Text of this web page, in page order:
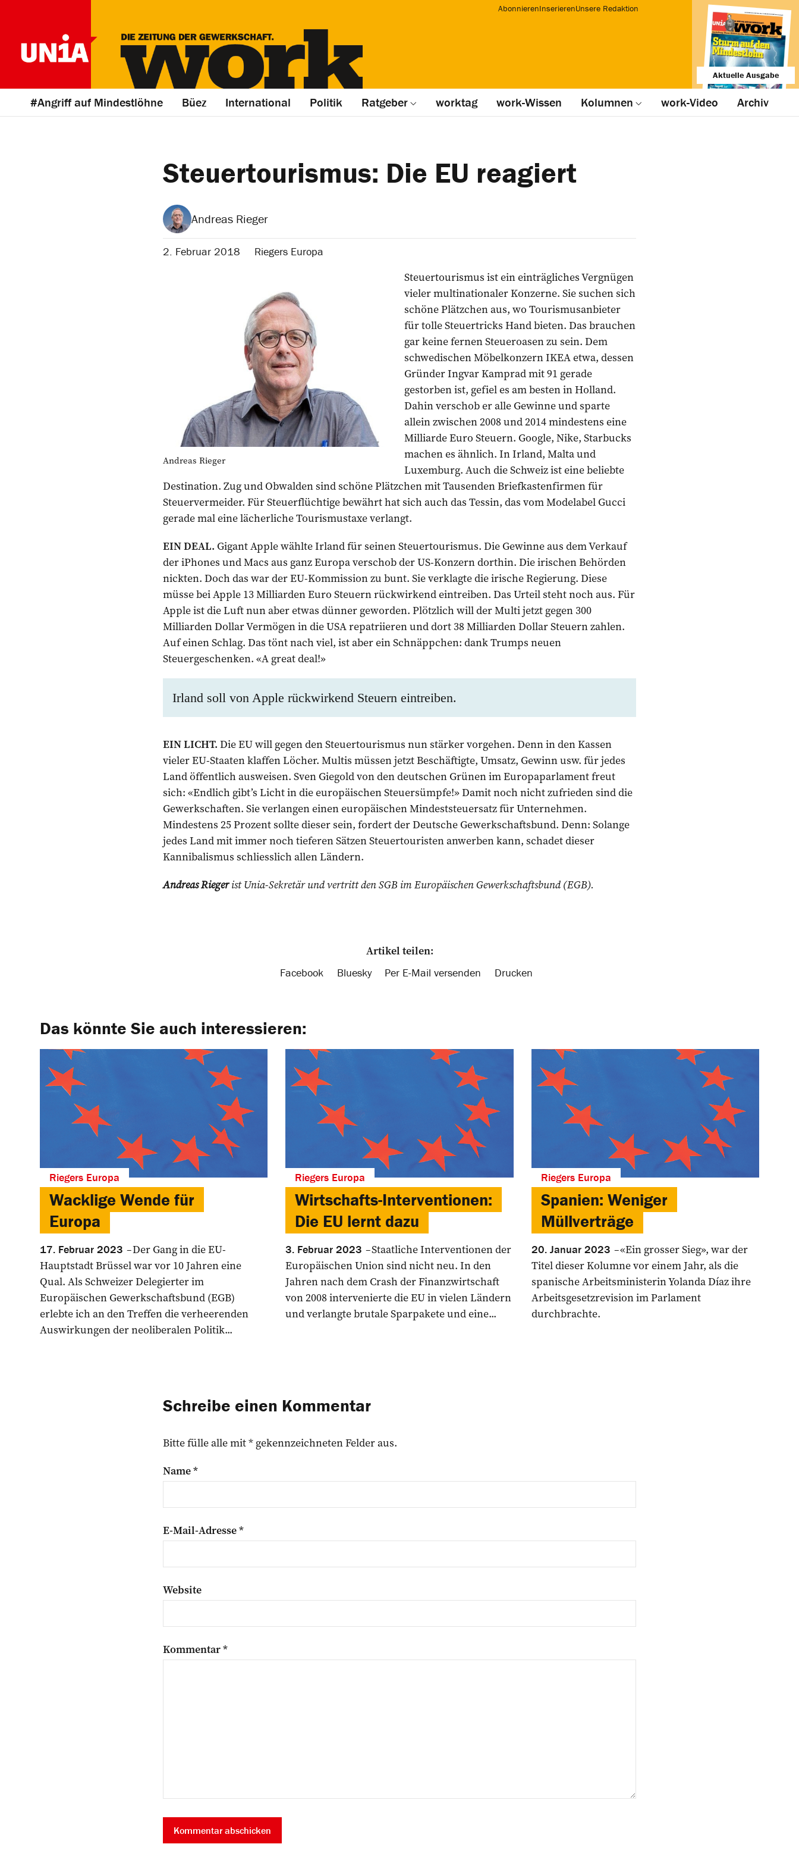
AbonnierenInserierenUnsere Redaktion
Aktuelle Ausgabe
#Angriff auf Mindestlöhne Büez International Politik Ratgeber worktag work-Wissen Kolumnen work-Video Archiv
Steuertourismus: Die EU reagiert
Andreas Rieger
2. Februar 2018 Riegers Europa
Andreas Rieger
Steuertourismus ist ein einträgliches Vergnügen
vieler multinationaler Konzerne. Sie suchen sich
schöne Plätzchen aus, wo Tourismusanbieter
für tolle Steuertricks Hand bieten. Das brauchen
gar keine fernen Steueroasen zu sein. Dem
schwedischen Möbelkonzern IKEA etwa, dessen
Gründer Ingvar Kamprad mit 91 gerade
gestorben ist, gefiel es am besten in Holland.
Dahin verschob er alle Gewinne und sparte
allein zwischen 2008 und 2014 mindestens eine
Milliarde Euro Steuern. Google, Nike, Starbucks
machen es ähnlich. In Irland, Malta und
Luxemburg. Auch die Schweiz ist eine beliebte
Destination. Zug und Obwalden sind schöne Plätzchen mit Tausenden Briefkastenfirmen für
Steuervermeider. Für Steuerflüchtige bewährt hat sich auch das Tessin, das vom Modelabel Gucci
gerade mal eine lächerliche Tourismustaxe verlangt.
EIN DEAL. Gigant Apple wählte Irland für seinen Steuertourismus. Die Gewinne aus dem Verkauf
der iPhones und Macs aus ganz Europa verschob der US-Konzern dorthin. Die irischen Behörden
nickten. Doch das war der EU-Kommission zu bunt. Sie verklagte die irische Regierung. Diese
müsse bei Apple 13 Milliarden Euro Steuern rückwirkend eintreiben. Das Urteil steht noch aus. Für
Apple ist die Luft nun aber etwas dünner geworden. Plötzlich will der Multi jetzt gegen 300
Milliarden Dollar Vermögen in die USA repatriieren und dort 38 Milliarden Dollar Steuern zahlen.
Auf einen Schlag. Das tönt nach viel, ist aber ein Schnäppchen: dank Trumps neuen
Steuergeschenken. «A great deal!»
Irland soll von Apple rückwirkend Steuern eintreiben.
EIN LICHT. Die EU will gegen den Steuertourismus nun stärker vorgehen. Denn in den Kassen
vieler EU-Staaten klaffen Löcher. Multis müssen jetzt Beschäftigte, Umsatz, Gewinn usw. für jedes
Land öffentlich ausweisen. Sven Giegold von den deutschen Grünen im Europaparlament freut
sich: «Endlich gibt’s Licht in die europäischen Steuersümpfe!» Damit noch nicht zufrieden sind die
Gewerkschaften. Sie verlangen einen europäischen Mindeststeuersatz für Unternehmen.
Mindestens 25 Prozent sollte dieser sein, fordert der Deutsche Gewerkschaftsbund. Denn: Solange
jedes Land mit immer noch tieferen Sätzen Steuertouristen anwerben kann, schadet dieser
Kannibalismus schliesslich allen Ländern.
Andreas Riegerist Unia-Sekretär und vertritt den SGB im Europäischen Gewerkschaftsbund (EGB).
Artikel teilen:
Facebook Bluesky Per E-Mail versenden Drucken
Das könnte Sie auch interessieren:
Riegers Europa
Wacklige Wende für
Europa
17. Februar 2023
Der Gang in die EU-
Hauptstadt Brüssel war vor 10 Jahren eine
Qual. Als Schweizer Delegierter im
Europäischen Gewerkschaftsbund (EGB)
erlebte ich an den Treffen die verheerenden
Auswirkungen der neoliberalen Politik...
Riegers Europa
Wirtschafts-Interventionen:
Die EU lernt dazu
3. Februar 2023
Staatliche Interventionen der
Europäischen Union sind nicht neu. In den
Jahren nach dem Crash der Finanzwirtschaft
von 2008 intervenierte die EU in vielen Ländern
und verlangte brutale Sparpakete und eine...
Riegers Europa
Spanien: Weniger
Müllverträge
20. Januar 2023
«Ein grosser Sieg», war der
Titel dieser Kolumne vor einem Jahr, als die
spanische Arbeitsministerin Yolan­da Díaz ihre
Arbeitsgesetzrevision im Parlament
durchbrachte.
Schreibe einen Kommentar
Bitte fülle alle mit * gekennzeichneten Felder aus.
Name*
E-Mail-Adresse*
Website
Kommentar*